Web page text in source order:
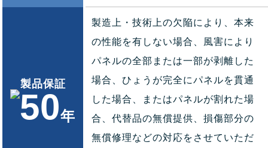
製品保証
年
製造上・技術上の欠陥により、本来
の性能を有しない場合、風害により
パネルの全部または一部が剥離した
場合、ひょうが完全にパネルを貫通
した場合、またはパネルが割れた場
合、代替品の無償提供、損傷部分の
無償修理などの対応をさせていただ